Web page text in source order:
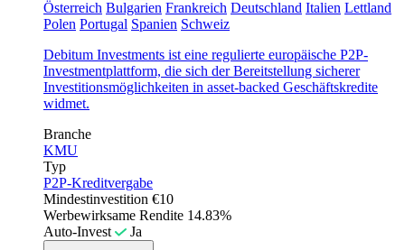
Österreich Bulgarien Frankreich Deutschland Italien Lettland
Polen Portugal Spanien Schweiz
Debitum Investments ist eine regulierte europäische P2P-
Investmentplattform, die sich der Bereitstellung sicherer
Investitionsmöglichkeiten in asset-backed Geschäftskredite
widmet.
Branche
KMU
Typ
P2P-Kreditvergabe
Mindestinvestition €10
Werbewirksame Rendite 14.83%
Auto-Invest
Ja